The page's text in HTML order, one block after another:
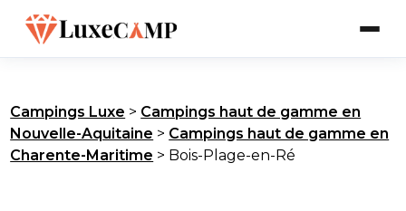
Campings Luxe > Campings haut de gamme en
Nouvelle-Aquitaine > Campings haut de gamme en
Charente-Maritime > Bois-Plage-en-Ré